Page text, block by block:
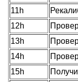
11h
12h
13h
14h
15h